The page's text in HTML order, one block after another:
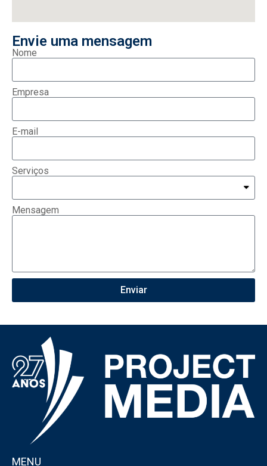
Envie uma mensagem
Nome
Empresa
E-mail
Serviços
Mensagem
Enviar
MENU